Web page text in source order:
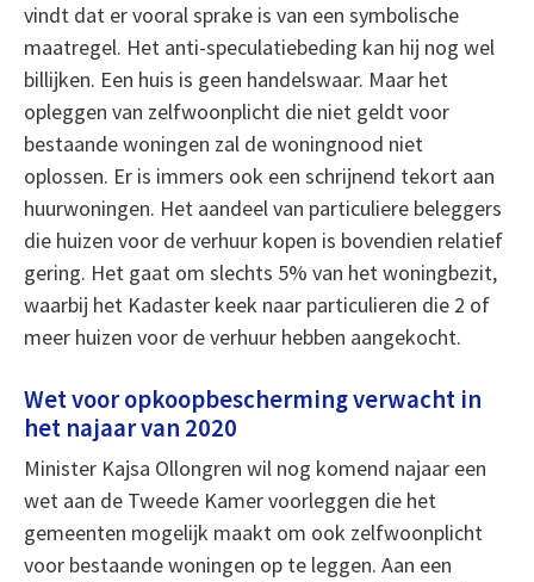
vindt dat er vooral sprake is van een symbolische
maatregel. Het anti-speculatiebeding kan hij nog wel
billijken. Een huis is geen handelswaar. Maar het
opleggen van zelfwoonplicht die niet geldt voor
bestaande woningen zal de woningnood niet
oplossen. Er is immers ook een schrijnend tekort aan
huurwoningen. Het aandeel van particuliere beleggers
die huizen voor de verhuur kopen is bovendien relatief
gering. Het gaat om slechts 5% van het woningbezit,
waarbij het Kadaster keek naar particulieren die 2 of
meer huizen voor de verhuur hebben aangekocht.
Wet voor opkoopbescherming verwacht in
het najaar van 2020
Minister Kajsa Ollongren wil nog komend najaar een
wet aan de Tweede Kamer voorleggen die het
gemeenten mogelijk maakt om ook zelfwoonplicht
voor bestaande woningen op te leggen. Aan een